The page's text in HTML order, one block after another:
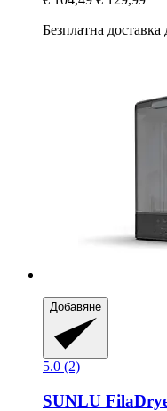
Безплатна доставка
Добавяне
5.0 (2)
SUNLU